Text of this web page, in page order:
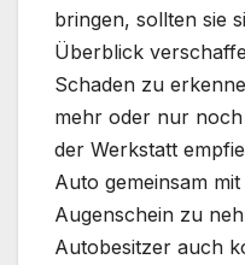
bringen, sollten sie
Überblick
Schaden zu
mehr oder nur
der Werkstatt
Auto gemeinsam
Augenschein zu
Autobesitzer auch